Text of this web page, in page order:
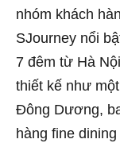
nhóm khách
SJourney nổi
7 đêm từ Hà
thiết kế như
Đông Dương,
hàng fine